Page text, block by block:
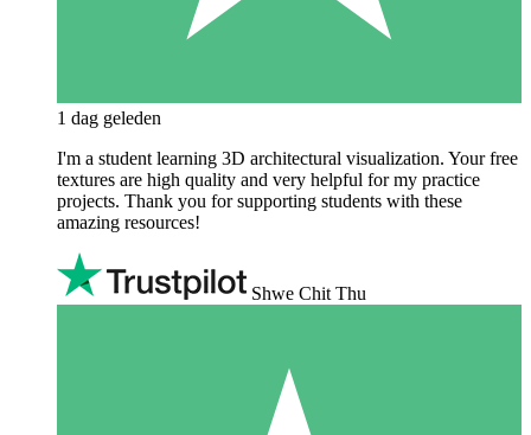
1 dag geleden
I'm a student learning 3D architectural visualization. Your free
textures are high quality and very helpful for my practice
projects. Thank you for supporting students with these
amazing resources!
Shwe Chit Thu